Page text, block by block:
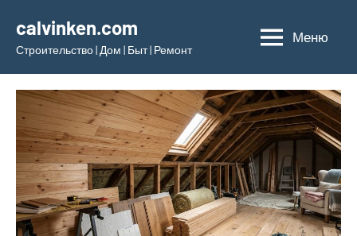
содержимому
calvinken.com
Строительство | Дом | Быт | Ремонт
Меню